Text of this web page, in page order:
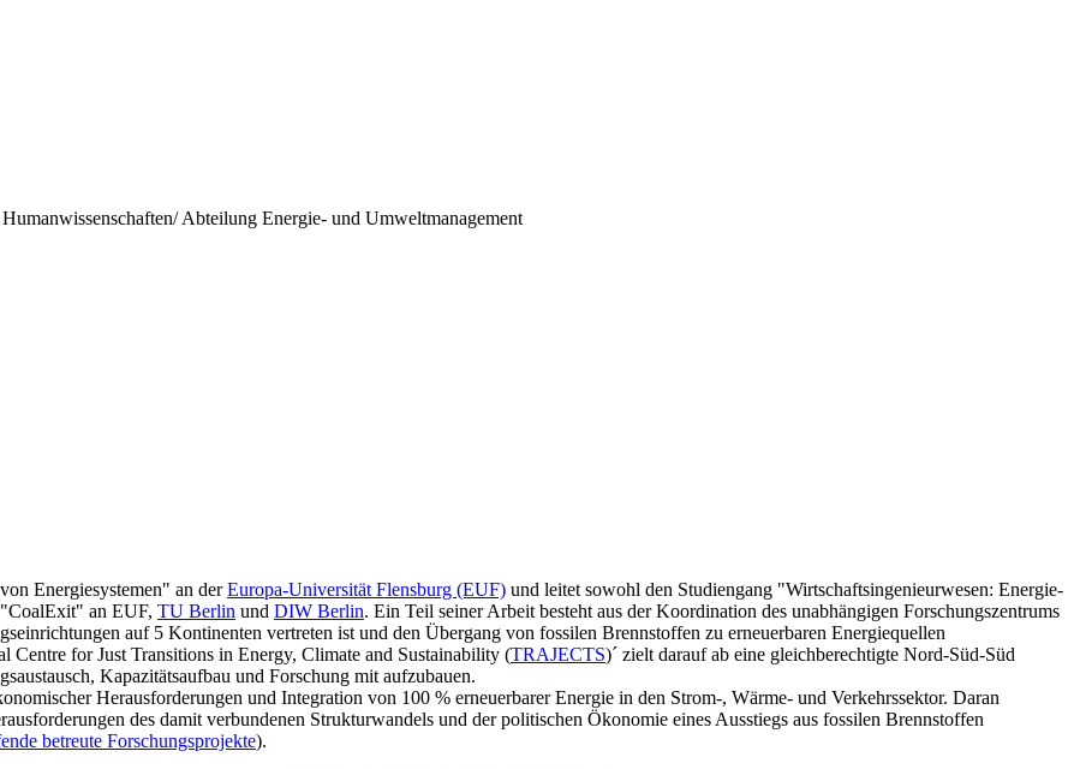
Abteilung Energie- und Umweltmanagement
Energiesystemen" an derEuropa-Universität Flensburg (EUF) und leitet sowohl den Studiengang "Wirtschaftsingenieurwesen: Energie-
an EUF, TU Berlin und DIW Berlin. Ein Teil seiner Arbeit besteht aus der Koordination des unabhängigen Forschungszentrums
auf 5 Kontinenten vertreten ist und den Übergang von fossilen Brennstoffen zu erneuerbaren Energiequellen
for Just Transitions in Energy, Climate and Sustainability (TRAJECTS)´ zielt darauf ab eine gleichberechtigte Nord-Süd-Süd
Kapazitätsaufbau und Forschung mit aufzubauen.
Herausforderungen und Integration von 100 % erneuerbarer Energie in den Strom-, Wärme- und Verkehrssektor. Daran
des damit verbundenen Strukturwandels und der politischen Ökonomie eines Ausstiegs aus fossilen Brennstoffen
betreute Forschungsprojekte).